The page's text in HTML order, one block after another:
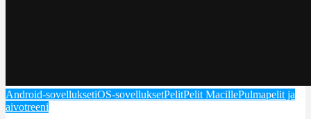
Android-sovelluksetiOS-sovelluksetPelitPelit MacillePulmapelit ja
aivotreeni